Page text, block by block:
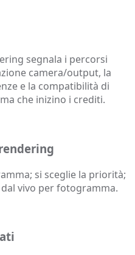
segnala i percorsi
camera/output, la
e la compatibilità di
che inizino i crediti.
si sceglie la priorità;
vivo per fotogramma.